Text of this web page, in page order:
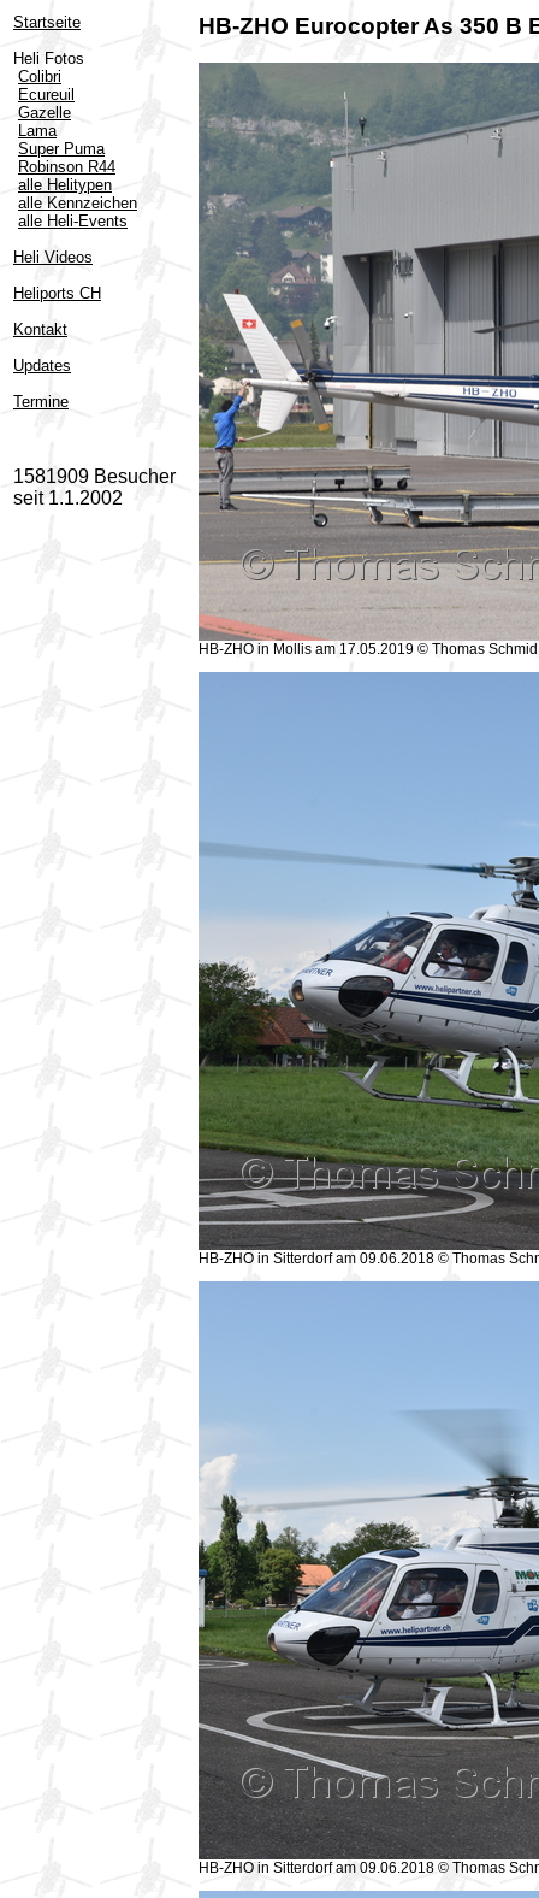
Startseite
Heli Fotos
Colibri
Ecureuil
Gazelle
Lama
Super Puma
Robinson R44
alle Helitypen
alle Kennzeichen
alle Heli-Events
Heli Videos
Heliports CH
Kontakt
Updates
Termine
1581909 Besucher
seit 1.1.2002
HB-ZHO Eurocopter As 350 B
HB-ZHO in Mollis am 17.05.2019 © Thomas Schmid
HB-ZHO in Sitterdorf am 09.06.2018 © Thomas
HB-ZHO in Sitterdorf am 09.06.2018 © Thomas